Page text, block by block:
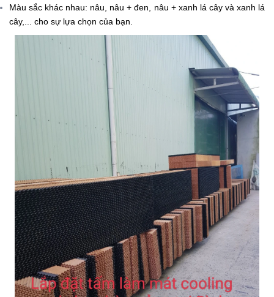
Màu sắc khác nhau: nâu, nâu + đen, nâu + xanh lá cây và xanh lá
cây,... cho sự lựa chọn của bạn.